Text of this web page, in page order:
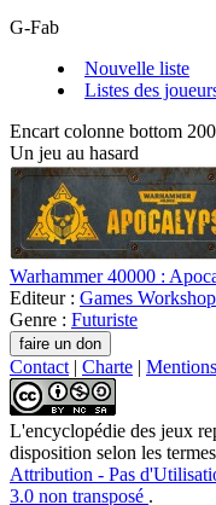
G-Fab
Nouvelle liste
Listes des
Encart colonne bottom
Un jeu au hasard
Warhammer 40000 :
Editeur : Games Workshop
Genre : Futuriste
Contact | Charte |
L'encyclopédie des jeux
disposition selon les
Attribution - Pas
3.0 non transposé .